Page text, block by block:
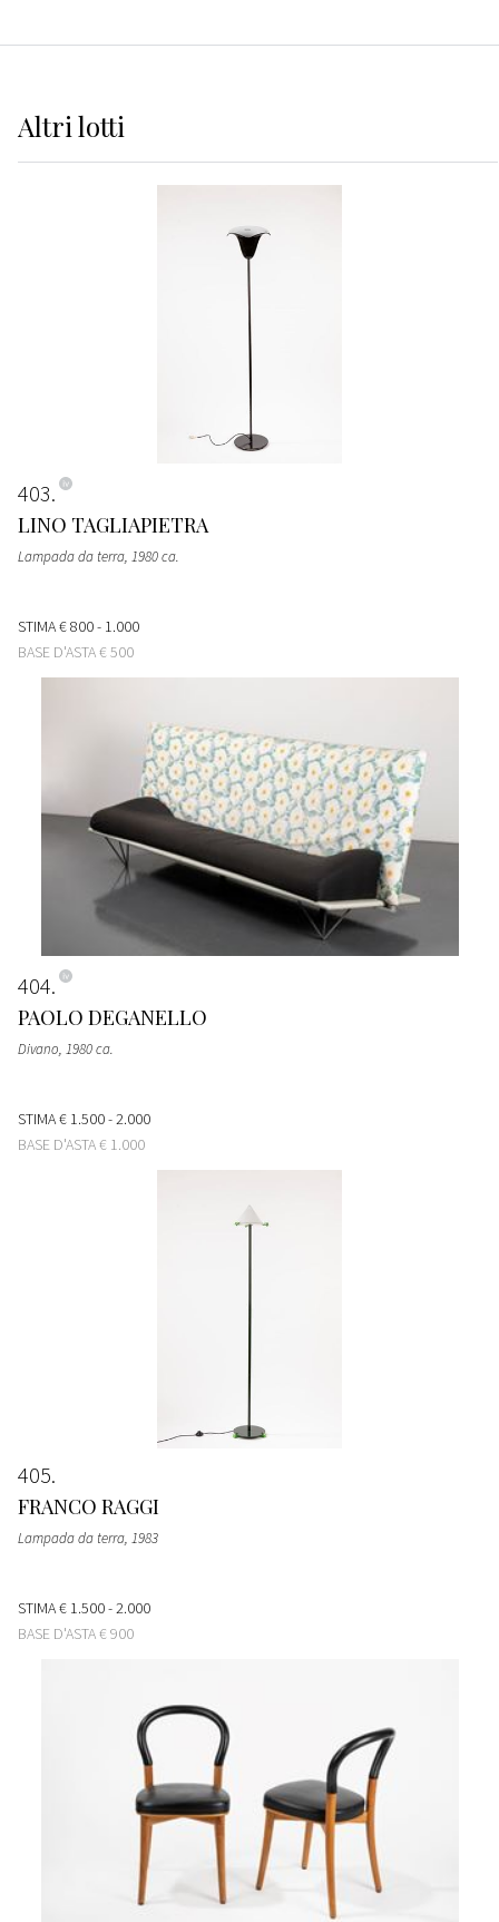
Altrilotti
403
LINO TAGLIAPIETRA
Lampada da terra, 1980 ca.
STIMA€ 800 - 1.000
BASE D'ASTA€ 500
404
PAOLO DEGANELLO
Divano, 1980 ca.
STIMA€ 1.500 - 2.000
BASE D'ASTA€ 1.000
405
FRANCO RAGGI
Lampada da terra, 1983
STIMA€ 1.500 - 2.000
BASE D'ASTA€ 900